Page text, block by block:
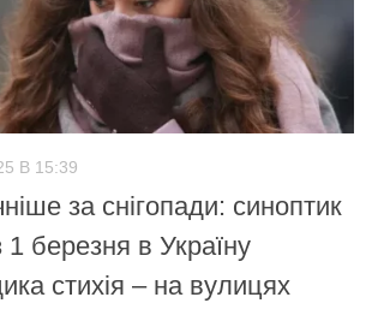
В 15:39
за снігопади: синоптик
березня в Україну
стихія – на вулицях